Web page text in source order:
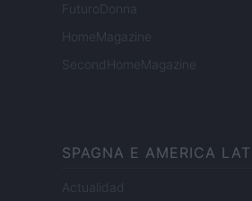
FuturoDonna
HomeMagazine
SecondHomeMagazine
SPAGNA E AMERICA
Actualidad